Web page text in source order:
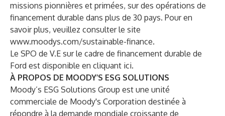
missions pionnières et primées, sur des opérations de
financement durable dans plus de 30 pays. Pour en
savoir plus, veuillez consulter le site
www.moodys.com/sustainable-finance.
Le SPO de V.E sur le cadre de financement durable de
Ford est disponible en cliquant ici.
À PROPOS DE MOODY’S ESG SOLUTIONS
Moody’s ESG Solutions Group est une unité
commerciale de Moody's Corporation destinée à
répondre à la demande mondiale croissante de